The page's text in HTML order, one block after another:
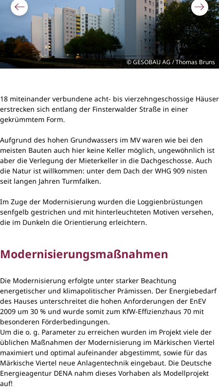
GESOBAU AG / Thomas Bruns
18 miteinander verbundene acht- bis vierzehngeschossige Häuser
erstrecken sich entlang der Finsterwalder Straße in einer
gekrümmtem Form.
Aufgrund des hohen Grundwassers im MV waren wie bei den
meisten Bauten auch hier keine Keller möglich, ungewöhnlich ist
aber die Verlegung der Mieterkeller in die Dachgeschosse. Auch
die Natur ist willkommen: unter dem Dach der WHG 909 nisten
seit langen Jahren Turmfalken.
Im Zuge der Modernisierung wurden die Loggienbrüstungen
senfgelb gestrichen und mit hinterleuchteten Motiven versehen,
die im Dunkeln die Orientierung erleichtern.
Modernisierungsmaßnahmen
Die Modernisierung erfolgte unter starker Beachtung
energetischer und klimapolitischer Prämissen. Der Energiebedarf
des Hauses unterschreitet die hohen Anforderungen der EnEV
2009 um 30 % und wurde somit zum KfW-Effizienzhaus 70 mit
besonderen Förderbedingungen.
Um die o. g. Parameter zu erreichen wurden im Projekt viele der
üblichen Maßnahmen der Modernisierung im Märkischen Viertel
maximiert und optimal aufeinander abgestimmt, sowie für das
Märkische Viertel neue Anlagentechnik eingebaut. Die Deutsche
Energieagentur DENA nahm dieses Vorhaben als Modellprojekt
auf!